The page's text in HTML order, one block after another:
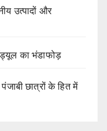
उत्पादों और
का भंडाफोड़
छात्रों के हित में